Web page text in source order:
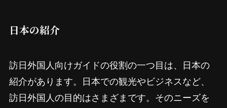
日本の紹介
訪日外国人向けガイドの役割の一つ目は、日本の
紹介があります。日本での観光やビジネスなど、
訪日外国人の目的はさまざまです。そのニーズを